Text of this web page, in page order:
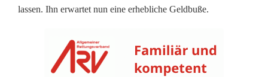
o
lassen. Ihn erwartet nun eine erhebliche Geldbuße.